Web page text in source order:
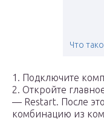
Что
1. Подключите
2. Откройте
— Restart. После
комбинацию из